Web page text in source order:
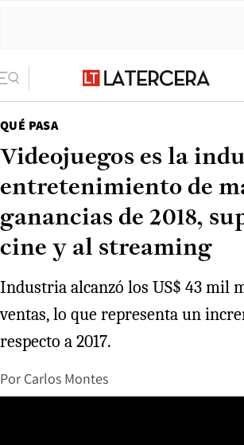
QUÉ PASA
Videojuegos es la
entretenimiento de
ganancias de 2018,
cine y al streaming
Industria alcanzó los US$ 43 mil
ventas, lo que representa un
respecto a 2017.
Por Carlos Montes